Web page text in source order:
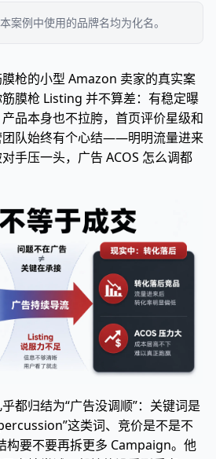
案例中使用的品牌名均为化名。
枪的小型 Amazon 卖家的真实案
膜枪 Listing 并不算差：有稳定曝
品本身也不拉胯，首页评价星级和
团队始终有个心结——明明流量进来
手压一头，广告 ACOS 怎么调都
都归结为“广告没调顺”：关键词是
这类词、竞价是不是不
构要不要再拆更多 Campaign。他